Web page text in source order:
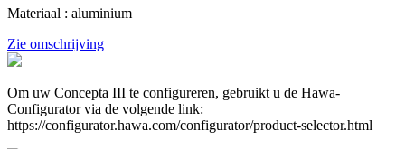
Materiaal : aluminium
Zie omschrijving
Om uw Concepta III te configureren, gebruikt u de Hawa-
Configurator via de volgende link:
https://configurator.hawa.com/configurator/product-selector.html